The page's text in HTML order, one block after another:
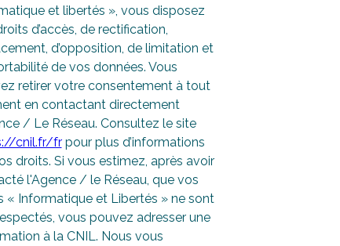
et libertés », vous disposez
d’accès, de rectification,
d’opposition, de limitation et
de vos données. Vous
retirer votre consentement à tout
en contactant directement
/ Le Réseau. Consultez le site
cnil.fr/frpour plus d’informations
droits. Si vous estimez, après avoir
l'Agence / le Réseau, que vos
« Informatique et Libertés » ne sont
vous pouvez adresser une
à la CNIL. Nous vous